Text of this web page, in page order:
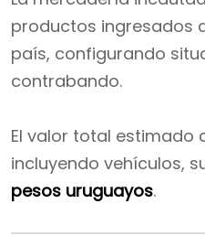
productos ingresados
país, configurando
contrabando.
El valor total estimado
incluyendo vehículos,
pesos uruguayos.